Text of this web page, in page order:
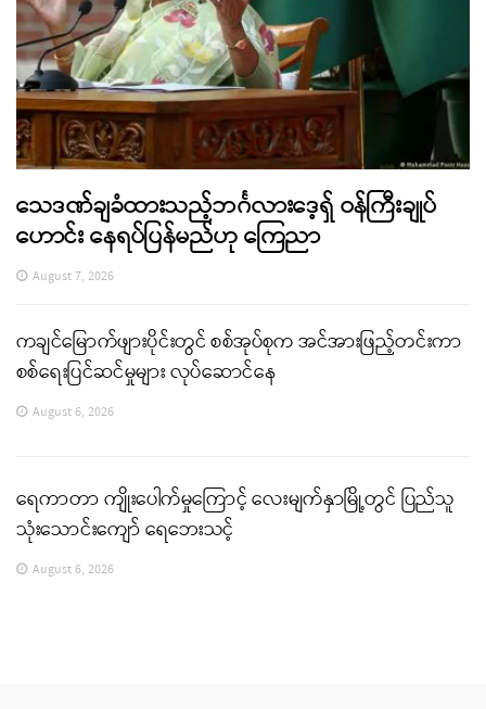
သေဒဏ်ချခံထားသည့်ဘင်္ဂလားဒေ့ရှ် ဝန်ကြီးချုပ်
ဟောင်း နေရပ်ပြန်မည်ဟု ကြေညာ
August 7, 2026
ကချင်မြောက်ဖျားပိုင်းတွင် စစ်အုပ်စုက အင်အားဖြည့်တင်းကာ
စစ်ရေးပြင်ဆင်မှုများ လုပ်ဆောင်နေ
August 6, 2026
ရေကာတာ ကျိုးပေါက်မှုကြောင့် လေးမျက်နှာမြို့တွင် ပြည်သူ
သုံးသောင်းကျော် ရေဘေးသင့်
August 6, 2026